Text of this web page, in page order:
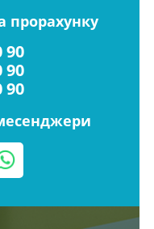
прорахунку
90
90
90